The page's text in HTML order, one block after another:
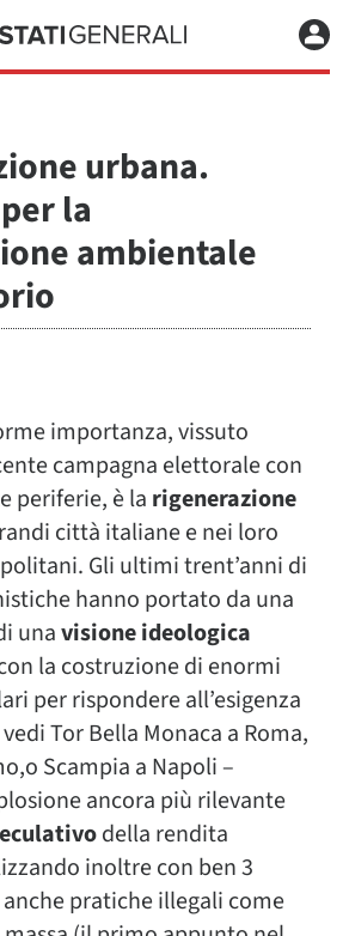
urbana.
la
ambientale
importanza, vissuto
campagna elettorale con
periferie, è la rigenerazione
città italiane e nei loro
Gli ultimi trent’anni di
hanno portato da una
unavisione ideologica
la costruzione di enormi
per rispondere all’esigenza
Tor Bella Monaca a Roma,
Scampia a Napoli –
ancora più rilevante
della rendita
inoltre con ben 3
pratiche illegali come